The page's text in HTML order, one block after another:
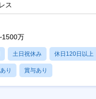
ス
万
土日祝休み 休日120日以上
り 賞与あり